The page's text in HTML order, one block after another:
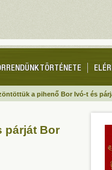
TÖRTÉNETE
a pihenő Bor Ivó-t és
párját Bor